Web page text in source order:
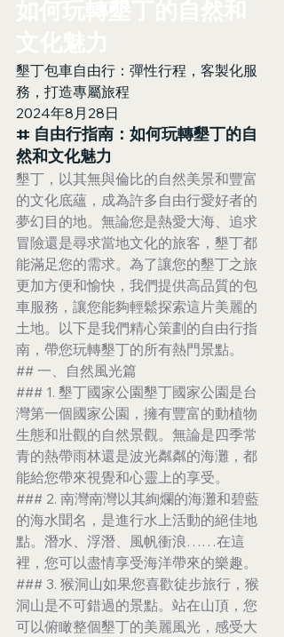
墾丁包車自由行：彈性行程，客製化服
務，打造專屬旅程
2024年8月28日
# 自由行指南：如何玩轉墾丁的自
然和文化魅力
墾丁，以其無與倫比的自然美景和豐富
的文化底蘊，成為許多自由行愛好者的
夢幻目的地。無論您是熱愛大海、追求
冒險還是尋求當地文化的旅客，墾丁都
能滿足您的需求。為了讓您的墾丁之旅
更加方便和愉快，我們提供高品質的包
車服務，讓您能夠輕鬆探索這片美麗的
土地。以下是我們精心策劃的自由行指
南，帶您玩轉墾丁的所有熱門景點。
## 一、自然風光篇
### 1. 墾丁國家公園墾丁國家公園是台
灣第一個國家公園，擁有豐富的動植物
生態和壯觀的自然景觀。無論是四季常
青的熱帶雨林還是波光粼粼的海灘，都
能給您帶來視覺和心靈上的享受。
### 2. 南灣南灣以其絢爛的海灘和碧藍
的海水聞名，是進行水上活動的絕佳地
點。潛水、浮潛、風帆衝浪……在這
裡，您可以盡情享受海洋帶來的樂趣。
### 3. 猴洞山如果您喜歡徒步旅行，猴
洞山是不可錯過的景點。站在山頂，您
可以俯瞰整個墾丁的美麗風光，感受大